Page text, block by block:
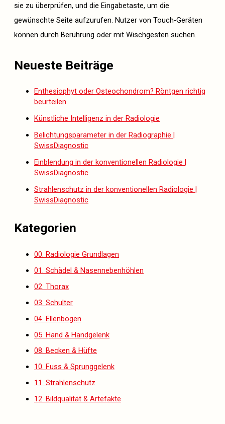
sie zu überprüfen, und die Eingabetaste, um die
gewünschte Seite aufzurufen. Nutzer von Touch-Geräten
können durch Berührung oder mit Wischgesten suchen.
Neueste Beiträge
Enthesiophyt oder Osteochondrom? Röntgen richtig
beurteilen
Künstliche Intelligenz in der Radiologie
Belichtungsparameter in der Radiographie |
SwissDiagnostic
Einblendung in der konventionellen Radiologie |
SwissDiagnostic
Strahlenschutz in der konventionellen Radiologie |
SwissDiagnostic
Kategorien
00. Radiologie Grundlagen
01. Schädel & Nasennebenhöhlen
02. Thorax
03. Schulter
04. Ellenbogen
05. Hand & Handgelenk
08. Becken & Hüfte
10. Fuss & Sprunggelenk
11. Strahlenschutz
12. Bildqualität & Artefakte